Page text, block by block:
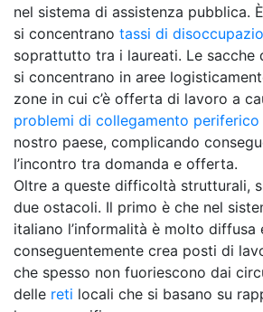
nel sistema di assistenza pubblica.
si concentrano tassi di
soprattutto tra i laureati. Le sacche
si concentrano in aree
zone in cui c’è offerta di lavoro a
problemi di collegamento periferico
nostro paese, complicando
l’incontro tra domanda e offerta.
Oltre a queste difficoltà strutturali,
due ostacoli. Il primo è che nel
italiano l’informalità è molto diffusa
conseguentemente crea posti di
che spesso non fuoriescono dai
delle reti locali che si basano su